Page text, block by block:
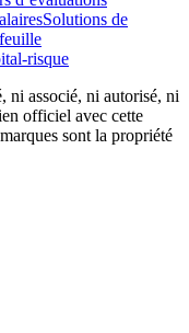
Solutions de
risque
ni associé, ni autorisé, ni
officiel avec cette
sont la propriété